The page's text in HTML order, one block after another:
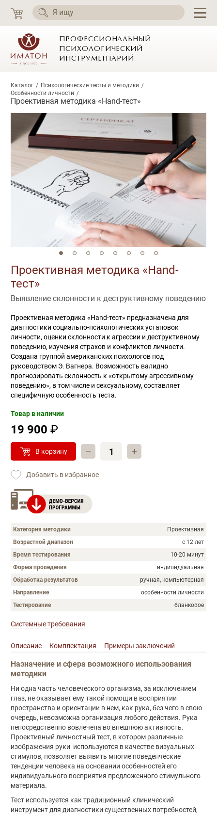
ПРОФЕССИОНАЛЬНЫЙ
ПСИХОЛОГИЧЕСКИЙ
ИНСТРУМЕНТАРИЙ
Каталог
Психологические тесты и методики
Особенности личности
Проективная методика «Hand-тест»
Проективная методика «Hand-
тест»
Выявление склонности к деструктивному поведению
Проективная методика «Hand-тест» предназначена для
диагностики социально-психологических установок
личности, оценки склонности к агрессии и деструктивному
поведению, изучения страхов и конфликтов личности.
Создана группой американских психологов под
руководством Э. Вагнера. Возможность валидно
прогнозировать склонность к «открытому агрессивному
поведению», в том числе и сексуальному, составляет
специфичную особенность теста.
Товар в наличии
19 900 ₽
В корзину – +
Добавить в избранное
Категория методики
Проективная
Возрастной диапазон
с 12 лет
Время тестирования
10-20 минут
Форма проведения
индивидуальная
Обработка результатов
ручная, компьютерная
Направление
особенности личности
Тестирование
бланковое
Системные требования
Описание Комплектация Примеры заключений
Описание
Назначение и сфера возможного использования
методики
Ни одна часть человеческого организма, за исключением
глаз, не оказывает ему такой помощи в восприятии
пространства и ориентации в нем, как рука, без чего в свою
очередь, невозможна организация любого действия. Рука
непосредственно вовлечена во внешнюю активность.
Проективный личностный тест, в котором различные
изображения руки используются в качестве визуальных
стимулов, позволяет выявить многие поведенческие
тенденции человека на основании особенностей его
индивидуального восприятия предложенного стимульного
материала.
Тест используется как традиционный клинический
инструмент для диагностики существенных потребностей,